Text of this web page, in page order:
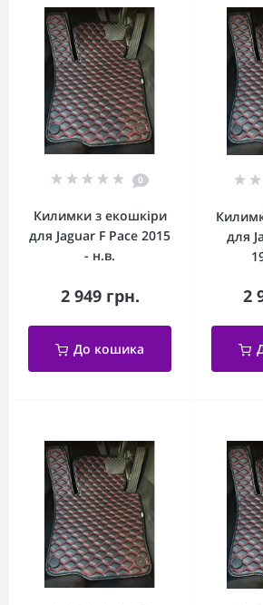
0
Килимки з екошкіри
для Jaguar F Pace 2015
- н.в.
2 949 грн.
До кошика
для
2